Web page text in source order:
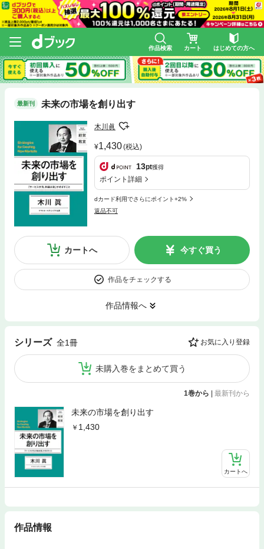
作品検索 カート はじめての方へ
最新刊 未来の市場を創り出す
木川眞
1,430(税込)
13pt獲得
ポイント詳細
dカード利用でさらにポイント+2%
返品不可
カートへ 今すぐ買う
作品をチェックする
作品情報へ
シリーズ 全1冊 お気に入り登録
未購入巻をまとめて買う
1巻から | 最新刊から
未来の市場を創り出す
1,430
カートへ
作品情報